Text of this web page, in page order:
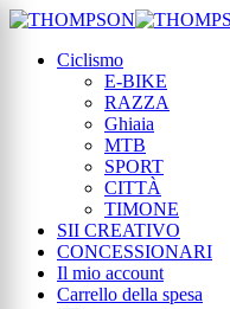
Ciclismo
E-BIKE
RAZZA
Ghiaia
MTB
SPORT
CITTÀ
TIMONE
SII CREATIVO
CONCESSIONARI
Il mio account
Carrello della spesa